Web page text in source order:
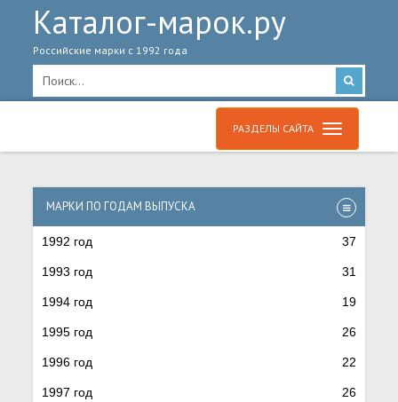
Каталог-марок.ру
Российские марки с 1992 года
РАЗДЕЛЫ САЙТА
МАРКИ ПО ГОДАМ ВЫПУСКА
1992 год 37
1993 год 31
1994 год 19
1995 год 26
1996 год 22
1997 год 26